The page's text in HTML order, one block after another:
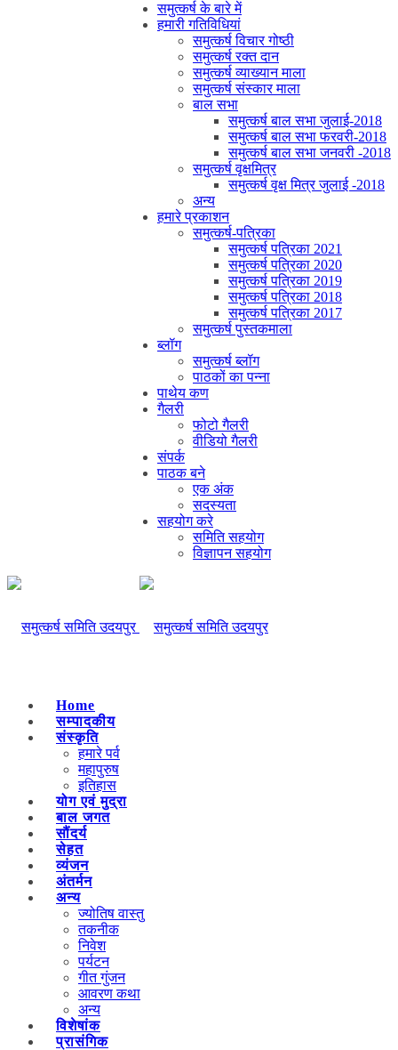
समुत्कर्ष के बारे में
हमारी गतिविधियां
समुत्कर्ष विचार गोष्ठी
समुत्कर्ष रक्त दान
समुत्कर्ष व्याख्यान माला
समुत्कर्ष संस्कार माला
बाल सभा
समुत्कर्ष बाल सभा जुलाई-2018
समुत्कर्ष बाल सभा फरवरी-2018
समुत्कर्ष बाल सभा जनवरी -2018
समुत्कर्ष वृक्षमित्र
समुत्कर्ष वृक्ष मित्र जुलाई -2018
अन्य
हमारे प्रकाशन
समुत्कर्ष-पत्रिका
समुत्कर्ष पत्रिका 2021
समुत्कर्ष पत्रिका 2020
समुत्कर्ष पत्रिका 2019
समुत्कर्ष पत्रिका 2018
समुत्कर्ष पत्रिका 2017
समुत्कर्ष पुस्तकमाला
ब्लॉग
समुत्कर्ष ब्लॉग
पाठकों का पन्ना
पाथेय कण
गैलरी
फोटो गैलरी
वीडियो गैलरी
संपर्क
पाठक बने
एक अंक
सदस्यता
सहयोग करे
समिति सहयोग
विज्ञापन सहयोग
Home
सम्पादकीय
संस्कृति
हमारे पर्व
महापुरुष
इतिहास
योग एवं मुद्रा
बाल जगत
सौंदर्य
सेहत
व्यंजन
अंतर्मन
अन्य
ज्योतिष वास्तु
तकनीक
निवेश
पर्यटन
गीत गुंजन
आवरण कथा
अन्य
विशेषांक
प्रासंगिक